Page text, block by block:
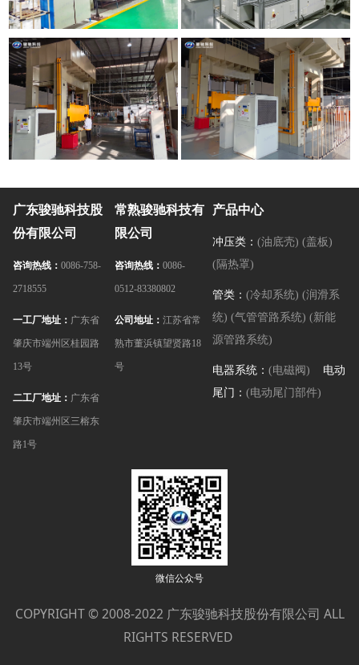
广东骏驰科技股
份有限公司
咨询热线： 0086-758-
2718555
一工厂地址： 广东省
肇庆市端州区桂园路
13号
二工厂地址： 广东省
肇庆市端州区三榕东
路1号
常熟骏驰科技有
限公司
咨询热线： 0086-
0512-83380802
公司地址： 江苏省常
熟市董浜镇望贤路18
号
产品中心
冲压类： (油底壳) (盖板)
(隔热罩)
管类： (冷却系统) (润滑系
统) (气管管路系统) (新能
源管路系统)
电器系统： (电磁阀) 电动
尾门： (电动尾门部件)
微信公众号
COPYRIGHT © 2008-2022 广东骏驰科技股份有限公司 ALL
RIGHTS RESERVED